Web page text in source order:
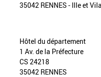
35042 RENNES - Ille et
Hôtel du département
1 Av. de la Préfecture
CS 24218
35042 RENNES